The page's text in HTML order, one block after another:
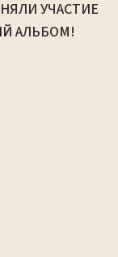
УЧАСТИЕ
АЛЬБОМ!